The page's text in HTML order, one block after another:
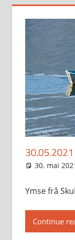
30.05.2021
30. mai
Ymse frå
Continue